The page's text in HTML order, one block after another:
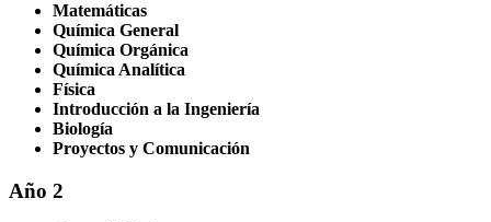
Matemáticas
Química General
Química Orgánica
Química Analítica
Física
Introducción a la Ingeniería
Biología
Proyectos y Comunicación
Año 2